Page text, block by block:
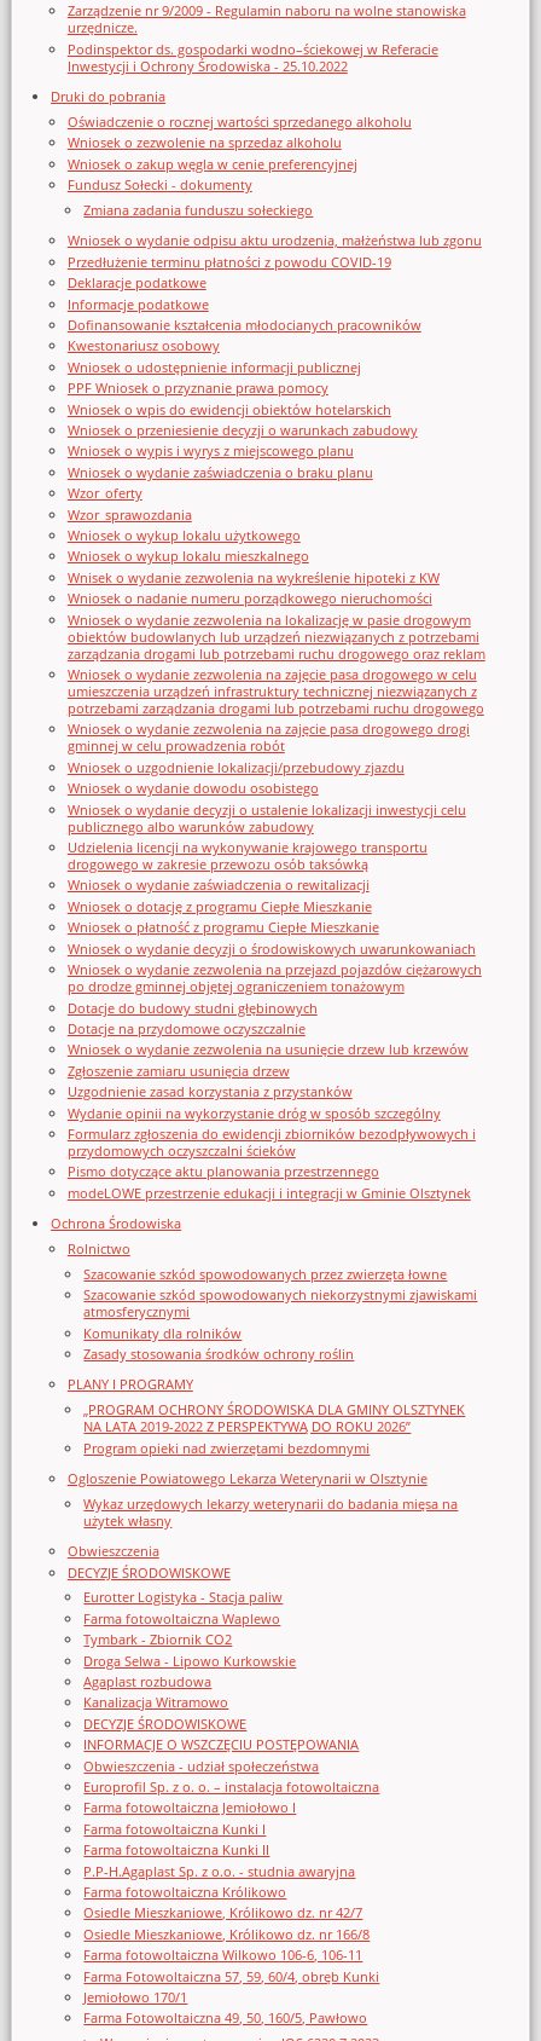
Zarządzenie nr 9/2009 - Regulamin naboru na wolne stanowiska
urzędnicze.
Podinspektor ds. gospodarki wodno–ściekowej w Referacie
Inwestycji i Ochrony Środowiska - 25.10.2022
Druki do pobrania
Oświadczenie o rocznej wartości sprzedanego alkoholu
Wniosek o zezwolenie na sprzedaz alkoholu
Wniosek o zakup węgla w cenie preferencyjnej
Fundusz Sołecki - dokumenty
Zmiana zadania funduszu sołeckiego
Wniosek o wydanie odpisu aktu urodzenia, małżeństwa lub zgonu
Przedłużenie terminu płatności z powodu COVID-19
Deklaracje podatkowe
Informacje podatkowe
Dofinansowanie kształcenia młodocianych pracowników
Kwestonariusz osobowy
Wniosek o udostępnienie informacji publicznej
PPF Wniosek o przyznanie prawa pomocy
Wniosek o wpis do ewidencji obiektów hotelarskich
Wniosek o przeniesienie decyzji o warunkach zabudowy
Wniosek o wypis i wyrys z miejscowego planu
Wniosek o wydanie zaświadczenia o braku planu
Wzor_oferty
Wzor_sprawozdania
Wniosek o wykup lokalu użytkowego
Wniosek o wykup lokalu mieszkalnego
Wnisek o wydanie zezwolenia na wykreślenie hipoteki z KW
Wniosek o nadanie numeru porządkowego nieruchomości
Wniosek o wydanie zezwolenia na lokalizację w pasie drogowym
obiektów budowlanych lub urządzeń niezwiązanych z potrzebami
zarządzania drogami lub potrzebami ruchu drogowego oraz reklam
Wniosek o wydanie zezwolenia na zajęcie pasa drogowego w celu
umieszczenia urządzeń infrastruktury technicznej niezwiązanych z
potrzebami zarządzania drogami lub potrzebami ruchu drogowego
Wniosek o wydanie zezwolenia na zajęcie pasa drogowego drogi
gminnej w celu prowadzenia robót
Wniosek o uzgodnienie lokalizacji/przebudowy zjazdu
Wniosek o wydanie dowodu osobistego
Wniosek o wydanie decyzji o ustalenie lokalizacji inwestycji celu
publicznego albo warunków zabudowy
Udzielenia licencji na wykonywanie krajowego transportu
drogowego w zakresie przewozu osób taksówką
Wniosek o wydanie zaświadczenia o rewitalizacji
Wniosek o dotację z programu Ciepłe Mieszkanie
Wniosek o płatność z programu Ciepłe Mieszkanie
Wniosek o wydanie decyzji o środowiskowych uwarunkowaniach
Wniosek o wydanie zezwolenia na przejazd pojazdów ciężarowych
po drodze gminnej objętej ograniczeniem tonażowym
Dotacje do budowy studni głębinowych
Dotacje na przydomowe oczyszczalnie
Wniosek o wydanie zezwolenia na usunięcie drzew lub krzewów
Zgłoszenie zamiaru usunięcia drzew
Uzgodnienie zasad korzystania z przystanków
Wydanie opinii na wykorzystanie dróg w sposób szczególny
Formularz zgłoszenia do ewidencji zbiorników bezodpływowych i
przydomowych oczyszczalni ścieków
Pismo dotyczące aktu planowania przestrzennego
modeLOWE przestrzenie edukacji i integracji w Gminie Olsztynek
Ochrona Środowiska
Rolnictwo
Szacowanie szkód spowodowanych przez zwierzęta łowne
Szacowanie szkód spowodowanych niekorzystnymi zjawiskami
atmosferycznymi
Komunikaty dla rolników
Zasady stosowania środków ochrony roślin
PLANY I PROGRAMY
„PROGRAM OCHRONY ŚRODOWISKA DLA GMINY OLSZTYNEK
NA LATA 2019-2022 Z PERSPEKTYWĄ DO ROKU 2026”
Program opieki nad zwierzętami bezdomnymi
Ogloszenie Powiatowego Lekarza Weterynarii w Olsztynie
Wykaz urzędowych lekarzy weterynarii do badania mięsa na
użytek własny
Obwieszczenia
DECYZJE ŚRODOWISKOWE
Eurotter Logistyka - Stacja paliw
Farma fotowoltaiczna Waplewo
Tymbark - Zbiornik CO2
Droga Selwa - Lipowo Kurkowskie
Agaplast rozbudowa
Kanalizacja Witramowo
DECYZJE ŚRODOWISKOWE
INFORMACJE O WSZCZĘCIU POSTĘPOWANIA
Obwieszczenia - udział społeczeństwa
Europrofil Sp. z o. o. – instalacja fotowoltaiczna
Farma fotowoltaiczna Jemiołowo I
Farma fotowoltaiczna Kunki I
Farma fotowoltaiczna Kunki II
P.P-H.Agaplast Sp. z o.o. - studnia awaryjna
Farma fotowoltaiczna Królikowo
Osiedle Mieszkaniowe, Królikowo dz. nr 42/7
Osiedle Mieszkaniowe, Królikowo dz. nr 166/8
Farma fotowoltaiczna Wilkowo 106-6, 106-11
Farma Fotowoltaiczna 57, 59, 60/4, obręb Kunki
Jemiołowo 170/1
Farma Fotowoltaiczna 49, 50, 160/5, Pawłowo